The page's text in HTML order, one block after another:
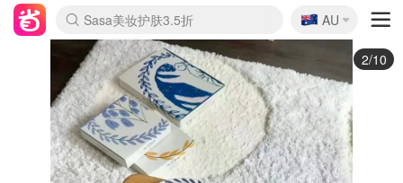
lululemon折扣上新
Sasa美妆护肤3.5折
SSENSE年中2.5折
FreshBeauty好价汇总
Cettire降价+叠9折
WWS Coles超市实拍
viagogo二手票捡漏
Myer超级周末
The Outnet奢牌1折起
David Jones 3折起
Flannels大牌1折
Perfumes Club护肤1折
AMIRO面罩$251
Amazon折扣汇总
eToro入金$200送$50
Amazon数码好物
ICONIC本周7.5折
ThedoubleF高奢地板价
Moose Knuckles 6折
丝芙兰5折起
EUFY摄像头$98
Selenichast首饰2折
Trip机票酒店促销
YSL送5件彩妆礼
Amazon家居好物
Amazon美妆护肤
雅漾大喷$8
过敏原检测盒$33
伊索独家赠50ml沐浴露
科颜氏高保湿面霜$29
SEALIFE海洋馆门票6折
丝塔芙大白罐$16
订阅Newsletter送香薰
Cult Beauty 6.8折
Harrods圣诞日历$525
LN-CC奢牌私促3折
d'Alba空姐喷雾$16
EVE LOM套装£56
Bernardelli独家4折
Adore Beauty 6折起
CT圣诞日历
Mytheresa奢品2.7折
Luxury Escapes 9折
Currentbody美容仪$881
MOON Garden Live
Roborock扫地机$649
Tingo Life水杯$24
Valentino官网5折
CR洗护套装$23
修丽可4件套$159
Myer彩妆2件7折
GANNI官网4.5折
Stylevana韩妆4折
Tessabit高奢8.5折
OGX洗发水$11
Amazon阿德莱德次日达
卡诗8.5折+赠礼
Philips Hue灯具8折
🇦🇺
AU
3/10